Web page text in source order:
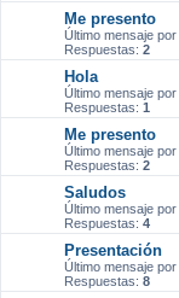
Me presento
Último mensaje por
Respuestas: 2
Hola
Último mensaje por
Respuestas: 1
Me presento
Último mensaje por
Respuestas: 2
Saludos
Último mensaje por
Respuestas: 4
Presentación
Último mensaje por
Respuestas: 8